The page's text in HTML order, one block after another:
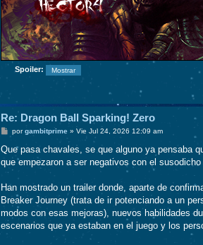
Spoiler:
Re: Dragon Ball Sparking! Zero
M
n
a
porgambitprime» Vie Jul 24, 2026 12:09 am
Que pasa chavales, se que alguno ya pensaba
que empezaron a ser negativos con el susodicho
Han mostrado un trailer donde, aparte de
Breaker Journey (trata de ir potenciando a un
modos con esas mejoras), nuevos habilidades
escenarios que ya estaban en el juego y los